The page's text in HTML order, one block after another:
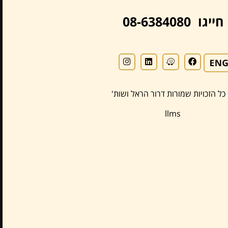
חייגו 08-6384080
הזכויות שמורות דרור הראל ושות'
llms